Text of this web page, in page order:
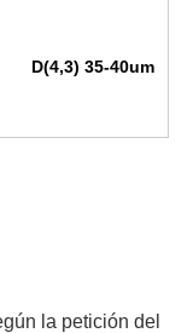
D(4,3) 35-40um
la petición del